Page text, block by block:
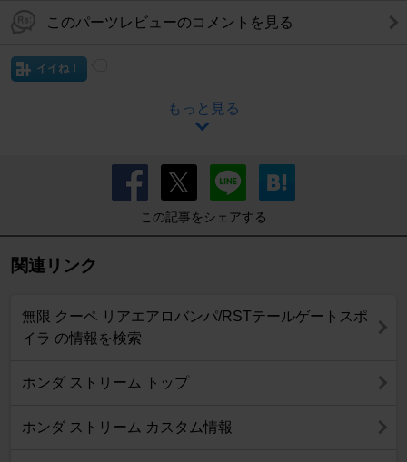
このパーツレビューのコメントを見る
イイね！
もっと見る
この記事をシェアする
関連リンク
無限 クーペ リアエアロバンパ/RSTテールゲートスポ
イラ の情報を検索
ホンダ ストリーム トップ
ホンダ ストリーム カスタム情報